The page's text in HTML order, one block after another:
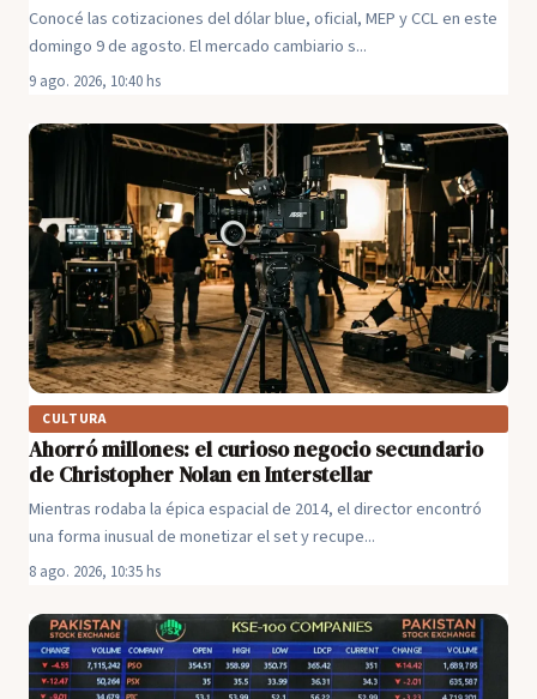
Conocé las cotizaciones del dólar blue, oficial, MEP y CCL en este
domingo 9 de agosto. El mercado cambiario s...
9 ago. 2026, 10:40 hs
CULTURA
Ahorró millones: el curioso negocio secundario
de Christopher Nolan en Interstellar
Mientras rodaba la épica espacial de 2014, el director encontró
una forma inusual de monetizar el set y recupe...
8 ago. 2026, 10:35 hs